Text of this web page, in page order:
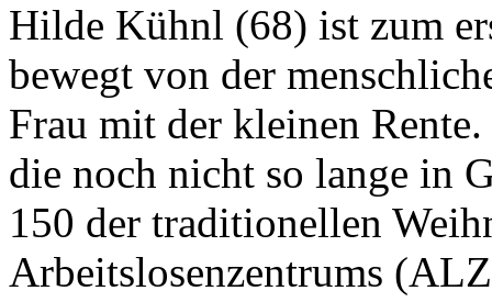
Hilde Kühnl (68) ist zum
bewegt von der
Frau mit der kleinen
die noch nicht so lange in
150 der traditionellen
Arbeitslosenzentrums